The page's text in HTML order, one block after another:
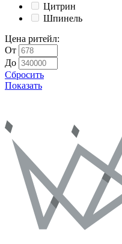
Цитрин
Шпинель
Цена ритейл:
От
До
Сбросить
Показать